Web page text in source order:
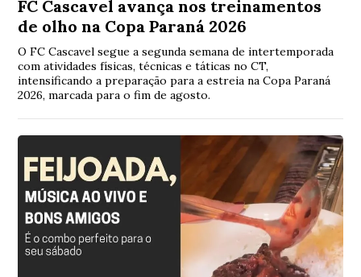
FC Cascavel avança nos treinamentos
de olho na Copa Paraná 2026
O FC Cascavel segue a segunda semana de intertemporada
com atividades físicas, técnicas e táticas no CT,
intensificando a preparação para a estreia na Copa Paraná
2026, marcada para o fim de agosto.